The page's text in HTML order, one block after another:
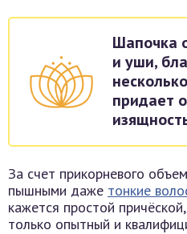
Шапочка
и уши,
придает
За счет прикорневого
пышными даже тонкие
кажется простой
только опытный и